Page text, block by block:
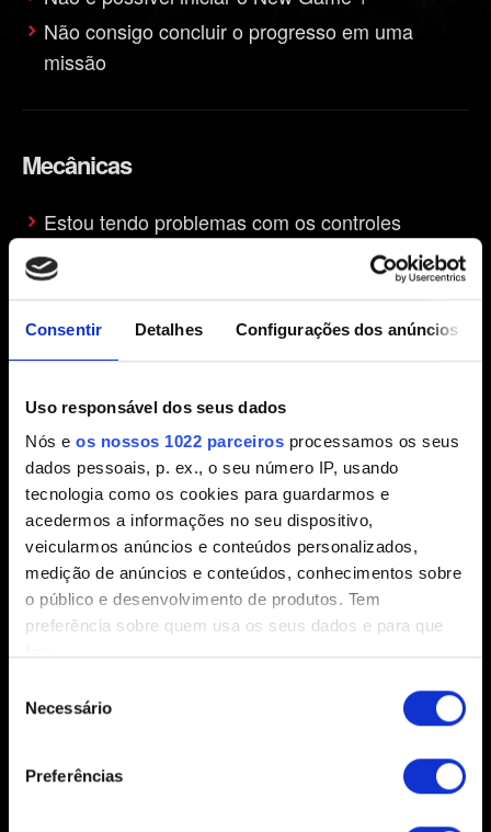
Consentir Detalhes Configurações dos anúncios
Uso responsável dos seus dados
Nós e os nossos 1022 parceiros processamos os seus
dados pessoais, p. ex., o seu número IP, usando
tecnologia como os cookies para guardarmos e
acedermos a informações no seu dispositivo,
veicularmos anúncios e conteúdos personalizados,
medição de anúncios e conteúdos, conhecimentos sobre
o público e desenvolvimento de produtos. Tem
preferência sobre quem usa os seus dados e para que
Se permitir, gostaríamos também de:
geográfica as quais podem ter uma precisão de
vários metros
Necessário
Preferências
Não consigo concluir o progresso em uma
missão
Mecânicas
Estou tendo problemas com os controles
Estou tendo problemas de jogabilidade
Periféricos compatíveis
Interface e gráficos
Quero denunciar um problema visual
Modo de fotografia
Som